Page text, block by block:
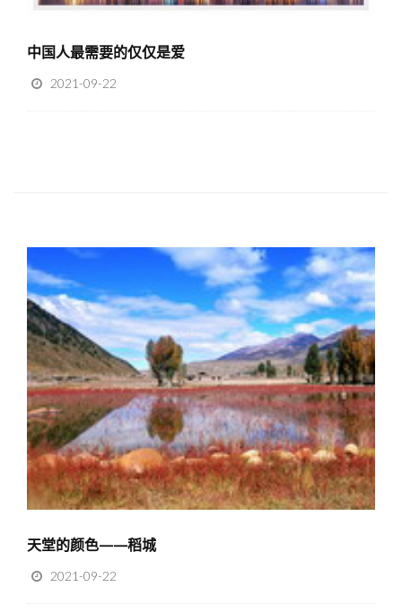
中国人最需要的仅仅是爱
2021-09-22
天堂的颜色——稻城
2021-09-22